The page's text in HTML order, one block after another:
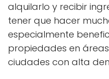
alquilarlo y recibir
tener que hacer
especialmente
propiedades en
ciudades con alta